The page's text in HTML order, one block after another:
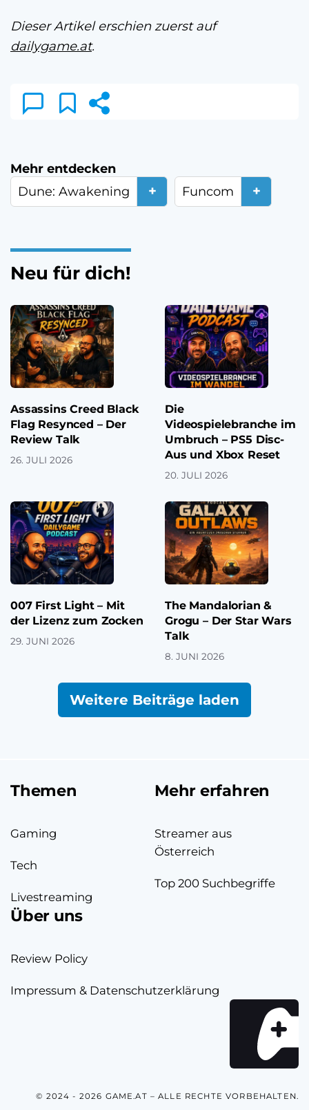
Dieser Artikel erschien zuerst auf
dailygame.at.
Mehr entdecken
Dune: Awakening
+ Funcom +
Neu für dich!
Assassins Creed Black
Flag Resynced – Der
Review Talk
26. JULI 2026
Die
Videospielebranche im
Umbruch – PS5 Disc-
Aus und Xbox Reset
20. JULI 2026
007 First Light – Mit
der Lizenz zum Zocken
29. JUNI 2026
The Mandalorian &
Grogu – Der Star Wars
Talk
8. JUNI 2026
Weitere Beiträge laden
Themen
Gaming
Tech
Livestreaming
Mehr erfahren
Streamer aus
Österreich
Top 200 Suchbegriffe
Über uns
Review Policy
Impressum & Datenschutzerklärung
© 2024 - 2026 GAME.AT – ALLE RECHTE VORBEHALTEN.